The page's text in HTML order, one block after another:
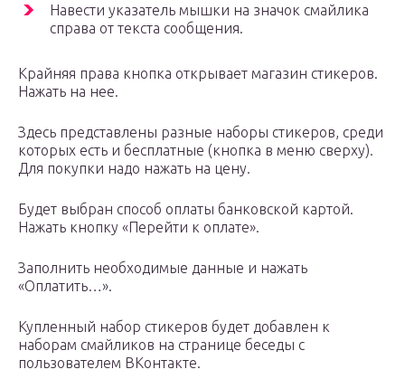
Навести указатель мышки на значок смайлика
справа от текста сообщения.
Крайняя права кнопка открывает магазин стикеров.
Нажать на нее.
Здесь представлены разные наборы стикеров, среди
которых есть и бесплатные (кнопка в меню сверху).
Для покупки надо нажать на цену.
Будет выбран способ оплаты банковской картой.
Нажать кнопку «Перейти к оплате».
Заполнить необходимые данные и нажать
«Оплатить…».
Купленный набор стикеров будет добавлен к
наборам смайликов на странице беседы с
пользователем ВКонтакте.